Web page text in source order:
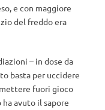
e con maggiore
del freddo era
– in dose da
basta per uccidere
fuori gioco
ha avuto il sapore